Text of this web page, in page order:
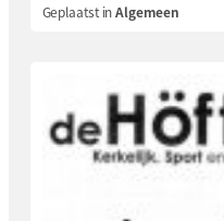
Geplaatst inAlgemeen